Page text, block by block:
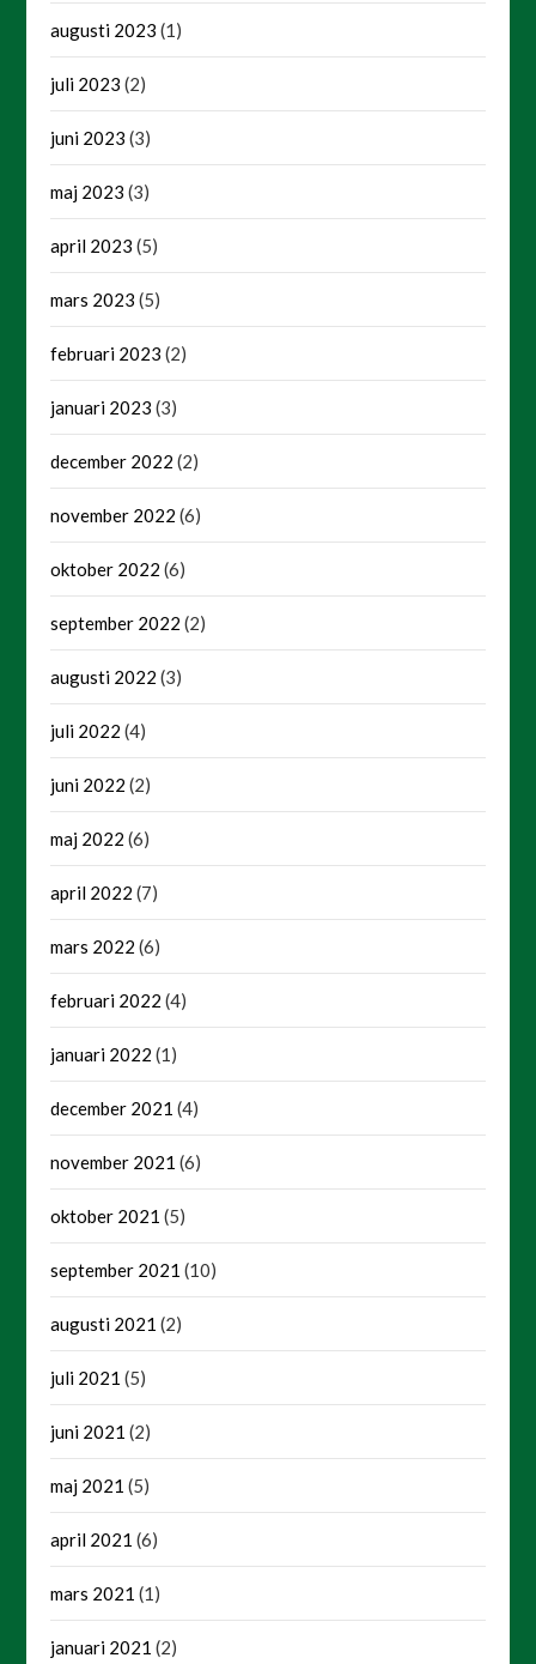
augusti 2023 (1)
juli 2023 (2)
juni 2023 (3)
maj 2023 (3)
april 2023 (5)
mars 2023 (5)
februari 2023 (2)
januari 2023 (3)
december 2022 (2)
november 2022 (6)
oktober 2022 (6)
september 2022 (2)
augusti 2022 (3)
juli 2022 (4)
juni 2022 (2)
maj 2022 (6)
april 2022 (7)
mars 2022 (6)
februari 2022 (4)
januari 2022 (1)
december 2021 (4)
november 2021 (6)
oktober 2021 (5)
september 2021 (10)
augusti 2021 (2)
juli 2021 (5)
juni 2021 (2)
maj 2021 (5)
april 2021 (6)
mars 2021 (1)
januari 2021 (2)